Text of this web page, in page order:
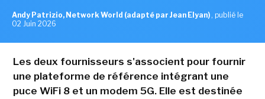
Andy Patrizio, Network World (adapté par Jean Elyan) , publié le
02 Juin 2026
Les deux fournisseurs s'associent pour fournir
une plateforme de référence intégrant une
puce WiFi 8 et un modem 5G. Elle est destinée